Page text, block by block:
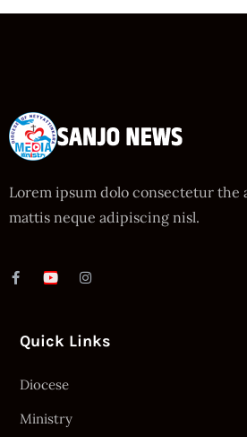
Lorem ipsum dolo consectetur the
mattis neque adipiscing nisl.
Quick Links
Diocese
Ministry